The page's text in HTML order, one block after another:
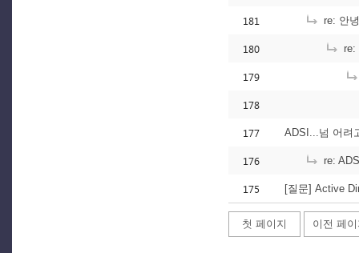
181 re: 안녕
180 re:
179
178
177 ADSI...넘 어려
176 re:
175 [질문] Active
첫 페이지 이전 페이